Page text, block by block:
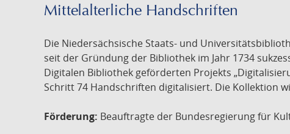
Mittelalterliche Handschriften
Die Niedersächsische Staats- und
seit der Gründung der Bibliothek im Jahr 1734
Digitalen Bibliothek geförderten Projekts
Schritt 74 Handschriften digitalisiert. Die Kollektion
Förderung: Beauftragte der Bundesregierung für